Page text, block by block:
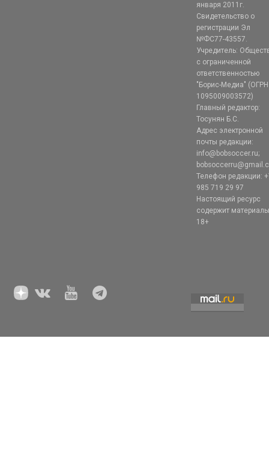
января 2011г.
Свидетельство о
регистрации Эл
№ФС77-43557.
Учредитель:
с ограниченной
ответственностью
"Борис-Медиа" (ОГРН
1095009003572)
Главный редактор:
Тосунян Б.С.
Адрес электронной
почты редакции:
info@bobsoccer.ru;
Телефон редакции:
985 719 29 97
Настоящий ресурс
содержит
18+